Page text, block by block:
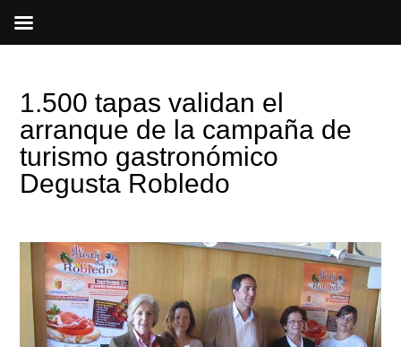
1.500 tapas validan el
arranque de la campaña de
turismo gastronómico
Degusta Robledo